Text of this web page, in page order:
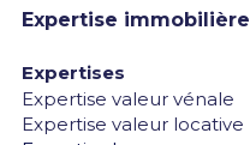
Expertise immobilière
Expertises
Expertise valeur vénale
Expertise valeur locative